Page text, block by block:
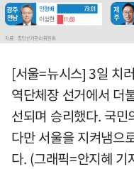
[서울=뉴시스] 3일 치
역단체장 선거에서 더
선되며 승리했다. 국
다만 서울을 지켜냄으
다. (그래픽=안지혜 기